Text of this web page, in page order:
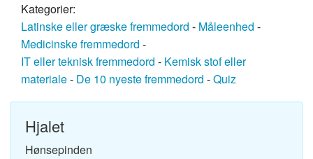
Kategorier:
Latinske eller græske fremmedord - Måleenhed -
Medicinske fremmedord -
IT eller teknisk fremmedord - Kemisk stof eller
materiale- De 10 nyeste fremmedord -Quiz
Hjalet
Hønsepinden